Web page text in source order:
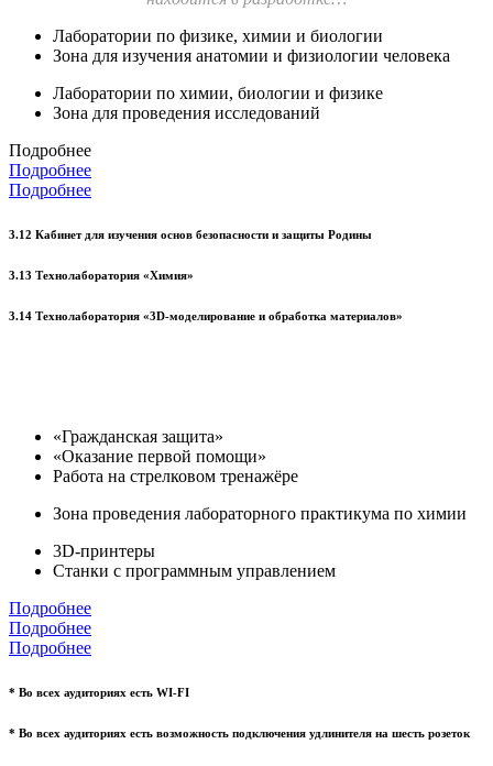
Лаборатории по физике, химии и биологии
Зона для изучения анатомии и физиологии человека
Лаборатории по химии, биологии и физике
Зона для проведения исследований
Подробнее
Подробнее
Подробнее
3.12 Кабинет для изучения основ безопасности и защиты Родины
3.13 Технолаборатория «Химия»
3.14 Технолаборатория «3D-моделирование и обработка материалов»
«Гражданская защита»
«Оказание первой помощи»
Работа на стрелковом тренажёре
Зона проведения лабораторного практикума по химии
3D-принтеры
Станки с программным управлением
Подробнее
Подробнее
Подробнее
* Во всех аудиториях есть WI-FI
* Во всех аудиториях есть возможность подключения удлинителя на шесть розеток